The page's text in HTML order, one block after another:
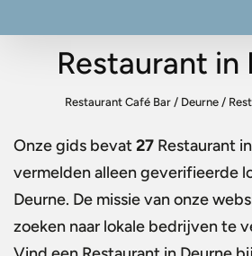
Restaurant in
Restaurant Café Bar / Deurne /
Onze gids bevat27 Restaurant
vermelden alleen geverifieerde
Deurne. De missie van onze
zoeken naar lokale bedrijven te